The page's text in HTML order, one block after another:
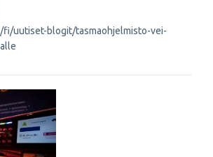
uutiset-blogit/tasmaohjelmisto-vei-